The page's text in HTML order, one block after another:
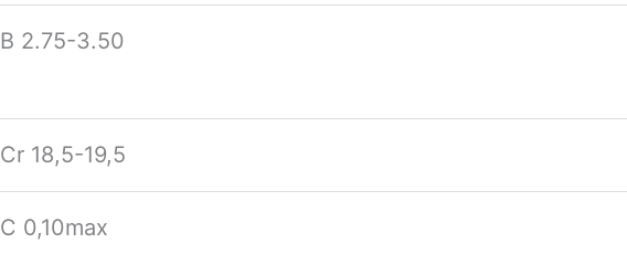
B 2.75-3.50
Cr 18,5-19,5
C 0,10max